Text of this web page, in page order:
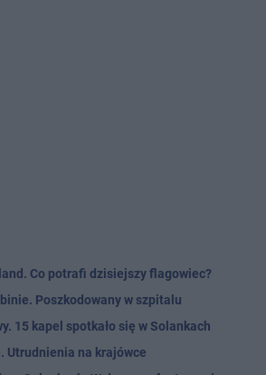
Co potrafi dzisiejszy flagowiec?
Poszkodowany w szpitalu
15 kapel spotkało się w Solankach
Utrudnienia na krajówce